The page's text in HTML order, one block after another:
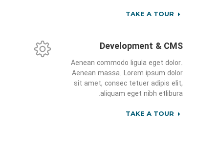
TAKE A TOUR
Development & CMS
Aenean commodo ligula eget dolor.
Aenean massa. Lorem ipsum dolor
sit amet, consec tetuer adipis elit,
aliquam eget nibh etlibura.
TAKE A TOUR